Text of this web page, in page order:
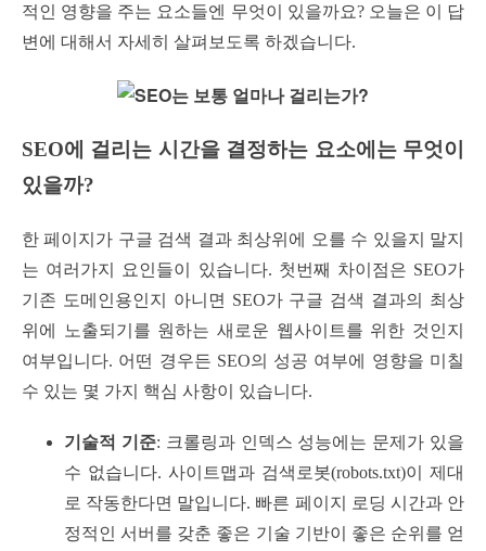
적인 영향을 주는 요소들엔 무엇이 있을까요? 오늘은 이 답
변에 대해서 자세히 살펴보도록 하겠습니다.
SEO에 걸리는 시간을 결정하는 요소에는 무엇이
있을까?
한 페이지가 구글 검색 결과 최상위에 오를 수 있을지 말지
는 여러가지 요인들이 있습니다. 첫번째 차이점은 SEO가
기존 도메인용인지 아니면 SEO가 구글 검색 결과의 최상
위에 노출되기를 원하는 새로운 웹사이트를 위한 것인지
여부입니다. 어떤 경우든 SEO의 성공 여부에 영향을 미칠
수 있는 몇 가지 핵심 사항이 있습니다.
기술적 기준: 크롤링과 인덱스 성능에는 문제가 있을
수 없습니다. 사이트맵과 검색로봇(robots.txt)이 제대
로 작동한다면 말입니다. 빠른 페이지 로딩 시간과 안
정적인 서버를 갖춘 좋은 기술 기반이 좋은 순위를 얻